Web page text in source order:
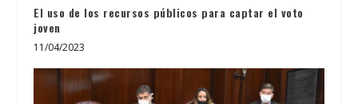
El uso de los recursos públicos para captar el voto
joven
11/04/2023